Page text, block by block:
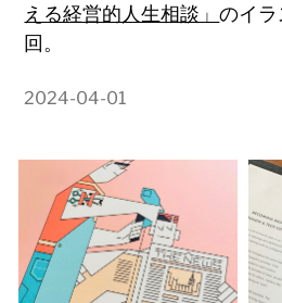
える経営的人生相談」のイ
回。
2024-04-01